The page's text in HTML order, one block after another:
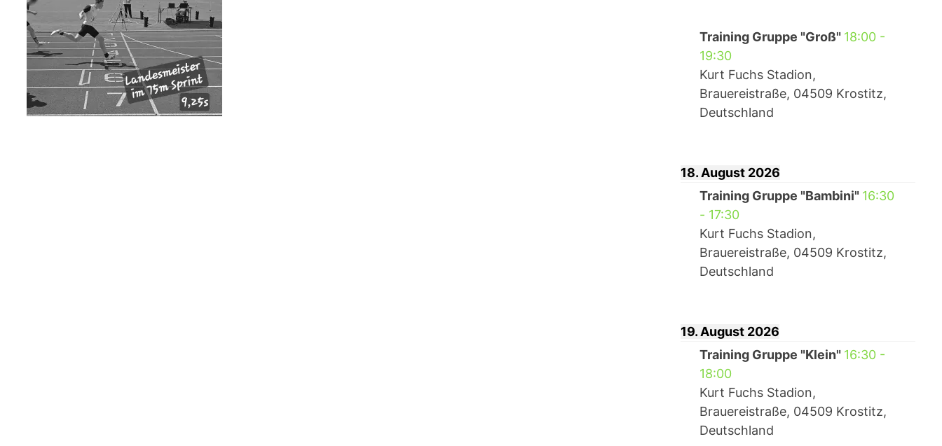
Training Gruppe "Groß" 18:00-
19:30
Kurt Fuchs Stadion,
Brauereistraße, 04509 Krostitz,
Deutschland
18. August 2026
Training Gruppe "Bambini" 16:30
- 17:30
Kurt Fuchs Stadion,
Brauereistraße, 04509 Krostitz,
Deutschland
19. August 2026
Training Gruppe "Klein" 16:30-
18:00
Kurt Fuchs Stadion,
Brauereistraße, 04509 Krostitz,
Deutschland